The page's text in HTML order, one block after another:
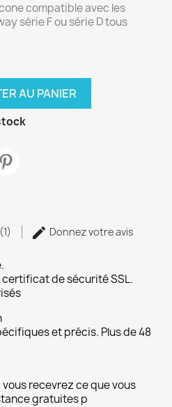
compatible avec les
série F ou série D tous
AU PANIER
Donnez votre avis
de sécurité SSL.
et précis. Plus de 48
recevrez ce que vous
gratuites p